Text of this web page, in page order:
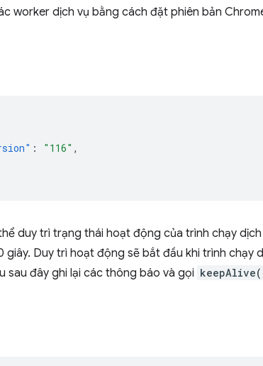
worker dịch vụ bằng cách đặt phiên bản
: "116" ,
duy trì trạng thái hoạt động của trình chạy
giây. Duy trì hoạt động sẽ bắt đầu khi trình chạy
sau đây ghi lại các thông báo và gọi